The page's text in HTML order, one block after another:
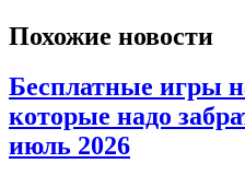
Похожие новости
Бесплатные игры
которые надо
июль 2026